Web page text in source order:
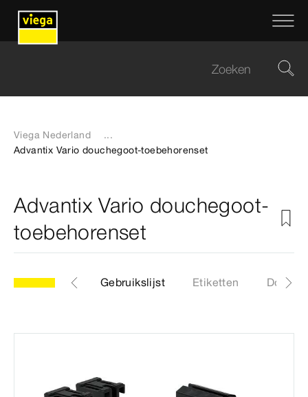
Viega Nederland
...
Advantix Vario douchegoot-toebehorenset
Advantix Vario douchegoot-
toebehorenset
Artikelen Gebruikslijst Etiketten